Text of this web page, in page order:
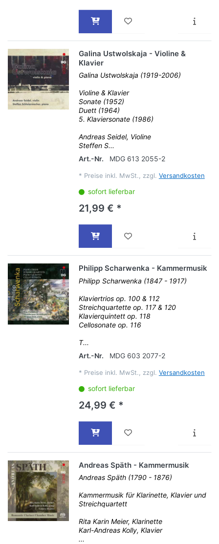
Galina Ustwolskaja - Violine &
Klavier
Galina Ustwolskaja (1919-2006)
Violine & Klavier
Sonate (1952)
Duett (1964)
5. Klaviersonate (1986)
Andreas Seidel, Violine
Steffen S...
Art.-Nr.
MDG 613 2055-2
* Preise inkl. MwSt., zzgl. Versandkosten
sofort lieferbar
21,99 € *
Philipp Scharwenka - Kammermusik
Philipp Scharwenka (1847 - 1917)
Klaviertrios op. 100 & 112
Streichquartette op. 117 & 120
Klavierquintett op. 118
Cellosonate op. 116
T...
Art.-Nr.
MDG 603 2077-2
* Preise inkl. MwSt., zzgl. Versandkosten
sofort lieferbar
24,99 € *
Andreas Späth - Kammermusik
Andreas Späth (1790 - 1876)
Kammermusik für Klarinette, Klavier und
Streichquartett
Rita Karin Meier, Klarinette
Karl-Andreas Kolly, Klavier
...